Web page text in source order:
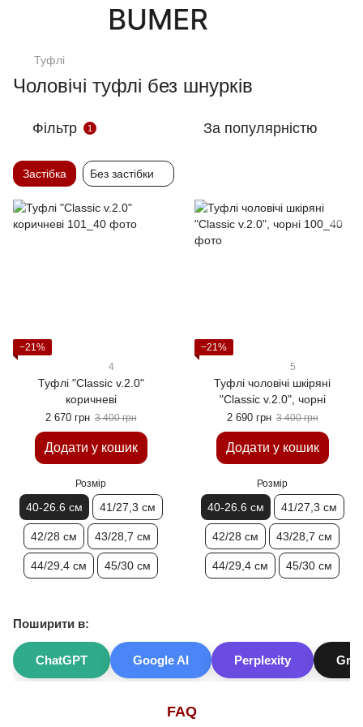
Туфлi
Чоловічі туфлі без шнурків
Фільтр 1 За популярністю
Застібка Без застібки
−21%
4
Туфлі "Classic v.2.0"
коричневі
2 670 грн 3 400 грн
Додати у кошик
Розмір
40-26.6 см 41/27,3 см
42/28 см 43/28,7 см
44/29,4 см 45/30 см
−21%
5
Туфлі чоловічі шкіряні
"Classic v.2.0", чорні
2 690 грн 3 400 грн
Додати у кошик
Розмір
40-26.6 см 41/27,3 см
42/28 см 43/28,7 см
44/29,4 см 45/30 см
FAQ
Поширити в:
ChatGPT Google AI Perplexity